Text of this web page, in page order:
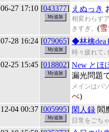
06-27 17:10 [043377] えぬっき
相変わらず
きすぎ。 (
07-28 16:24 [079065] ◆林檎dea
時々疲れて
02-25 15:45 [018802] New とほ
漏光問題
メインはパ
べ)
12-04 00:37 [005995] 閑人録 閻
日常をごち